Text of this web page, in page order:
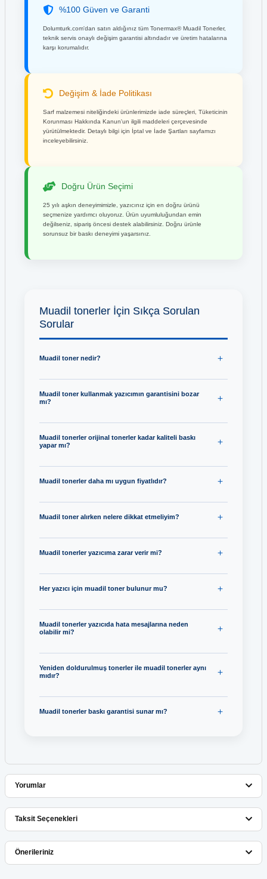
%100 Güven ve Garanti
Dolumturk.com'dan satın aldığınız tüm Tonermax® Muadil Tonerler,
teknik servis onaylı değişim garantisi altındadır ve üretim hatalarına
karşı korumalıdır.
Değişim & İade Politikası
Sarf malzemesi niteliğindeki ürünlerimizde iade süreçleri, Tüketicinin
Korunması Hakkında Kanun'un ilgili maddeleri çerçevesinde
yürütülmektedir. Detaylı bilgi için İptal ve İade Şartları sayfamızı
inceleyebilirsiniz.
Doğru Ürün Seçimi
25 yılı aşkın deneyimimizle, yazıcınız için en doğru ürünü
seçmenize yardımcı oluyoruz. Ürün uyumluluğundan emin
değilseniz, sipariş öncesi destek alabilirsiniz. Doğru ürünle
sorunsuz bir baskı deneyimi yaşarsınız.
Muadil tonerler İçin Sıkça Sorulan
Sorular
Muadil toner nedir?
Muadil toner kullanmak yazıcımın garantisini bozar
mı?
Muadil tonerler orijinal tonerler kadar kaliteli baskı
yapar mı?
Muadil tonerler daha mı uygun fiyatlıdır?
Muadil toner alırken nelere dikkat etmeliyim?
Muadil tonerler yazıcıma zarar verir mi?
Her yazıcı için muadil toner bulunur mu?
Muadil tonerler yazıcıda hata mesajlarına neden
olabilir mi?
Yeniden doldurulmuş tonerler ile muadil tonerler aynı
mıdır?
Muadil tonerler baskı garantisi sunar mı?
Yorumlar
Bu ürüne ilk yorumu siz yapın!
Taksit Seçenekleri
Önerileriniz